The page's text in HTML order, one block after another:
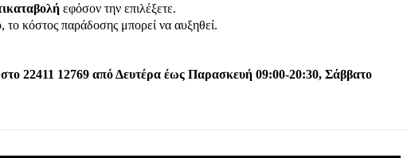
εφόσον την επιλέξετε.
το κόστος παράδοσης μπορεί να αυξηθεί.
22411 12769 από Δευτέρα έως Παρασκευή 09:00-20:30, Σάββατο